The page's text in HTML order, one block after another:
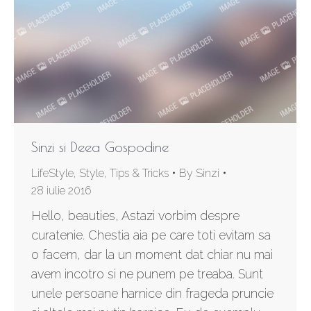
Sinzi si Deea Gospodine
LifeStyle, Style, Tips & Tricks By Sinzi
28 iulie 2016
Hello, beauties, Astazi vorbim despre
curatenie. Chestia aia pe care toti evitam sa
o facem, dar la un moment dat chiar nu mai
avem incotro si ne punem pe treaba. Sunt
unele persoane harnice din frageda pruncie